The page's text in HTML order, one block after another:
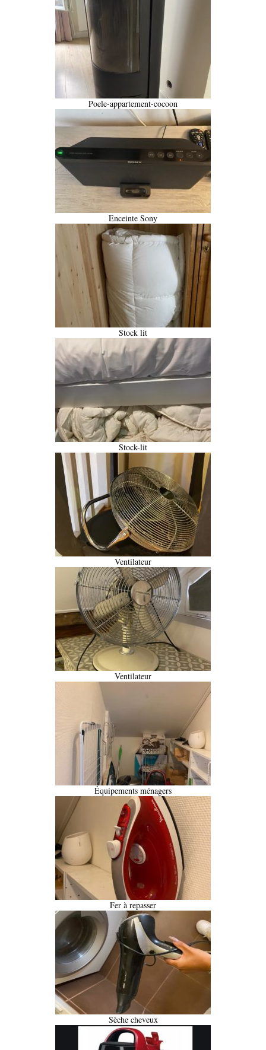
Poele-appartement-cocoon
Enceinte Sony
Stock lit
Stock-lit
Ventilateur
Ventilateur
Équipements ménagers
Fer à repasser
Sèche cheveux